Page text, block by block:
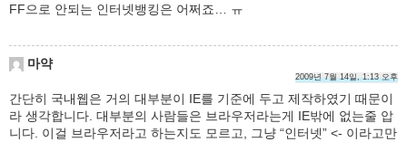
FF으로 안되는 인터넷뱅킹은 어쩌죠… ㅠ
마약
2009년 7월 14일, 1:13 오후
간단히 국내웹은 거의 대부분이 IE를 기준에 두고 제작하였기 때문이
라 생각합니다. 대부분의 사람들은 브라우저라는게 IE밖에 없는줄 압
니다. 이걸 브라우저라고 하는지도 모르고, 그냥 “인터넷” <- 이라고만